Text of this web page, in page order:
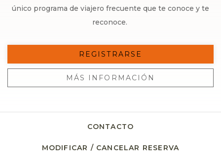
único programa de viajero frecuente que te conoce y te
reconoce.
REGISTRARSE
MÁS INFORMACIÓN
CONTACTO
MODIFICAR / CANCELAR RESERVA